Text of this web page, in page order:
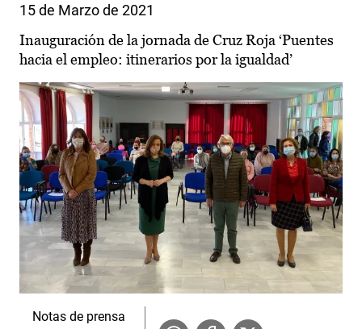
15 de Marzo de 2021
Inauguración de la jornada de Cruz Roja ‘Puentes
hacia el empleo: itinerarios por la igualdad’
Notas de prensa